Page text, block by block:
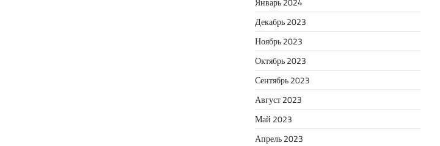
Декабрь 2023
Ноябрь 2023
Октябрь 2023
Сентябрь 2023
Август 2023
Май 2023
Апрель 2023